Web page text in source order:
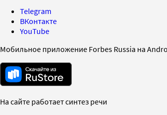
Telegram
ВКонтакте
YouTube
Мобильное приложение Forbes Russia на
На сайте работает синтез речи